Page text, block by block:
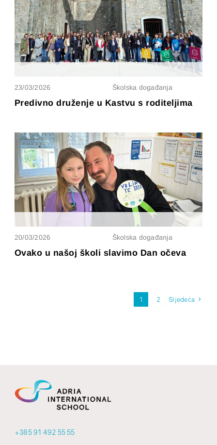
23/03/2026 Školska događanja
Predivno druženje u Kastvu s roditeljima
20/03/2026 Školska događanja
Ovako u našoj školi slavimo Dan očeva
1 2 Sljedeća
+385 91 492 55 55